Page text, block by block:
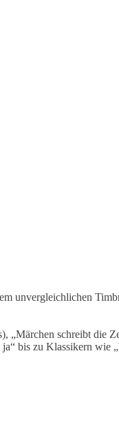
schreibt die
bis zu Klassikern wie